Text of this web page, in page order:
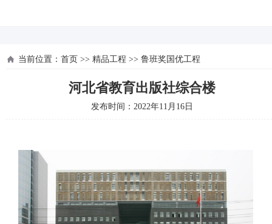
当前位置： 首页 >> 精品工程 >> 鲁班奖国优工程
河北省教育出版社综合楼
发布时间：2022年11月16日